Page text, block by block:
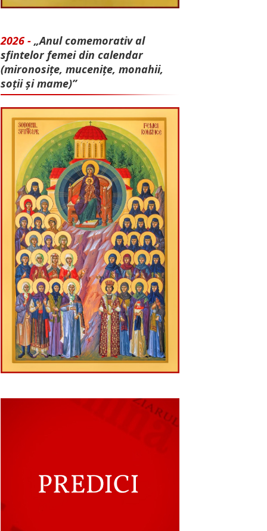
2026 - „Anul comemorativ al
sfintelor femei din calendar
(mironosițe, mu­cenițe, monahii,
soții și mame)”